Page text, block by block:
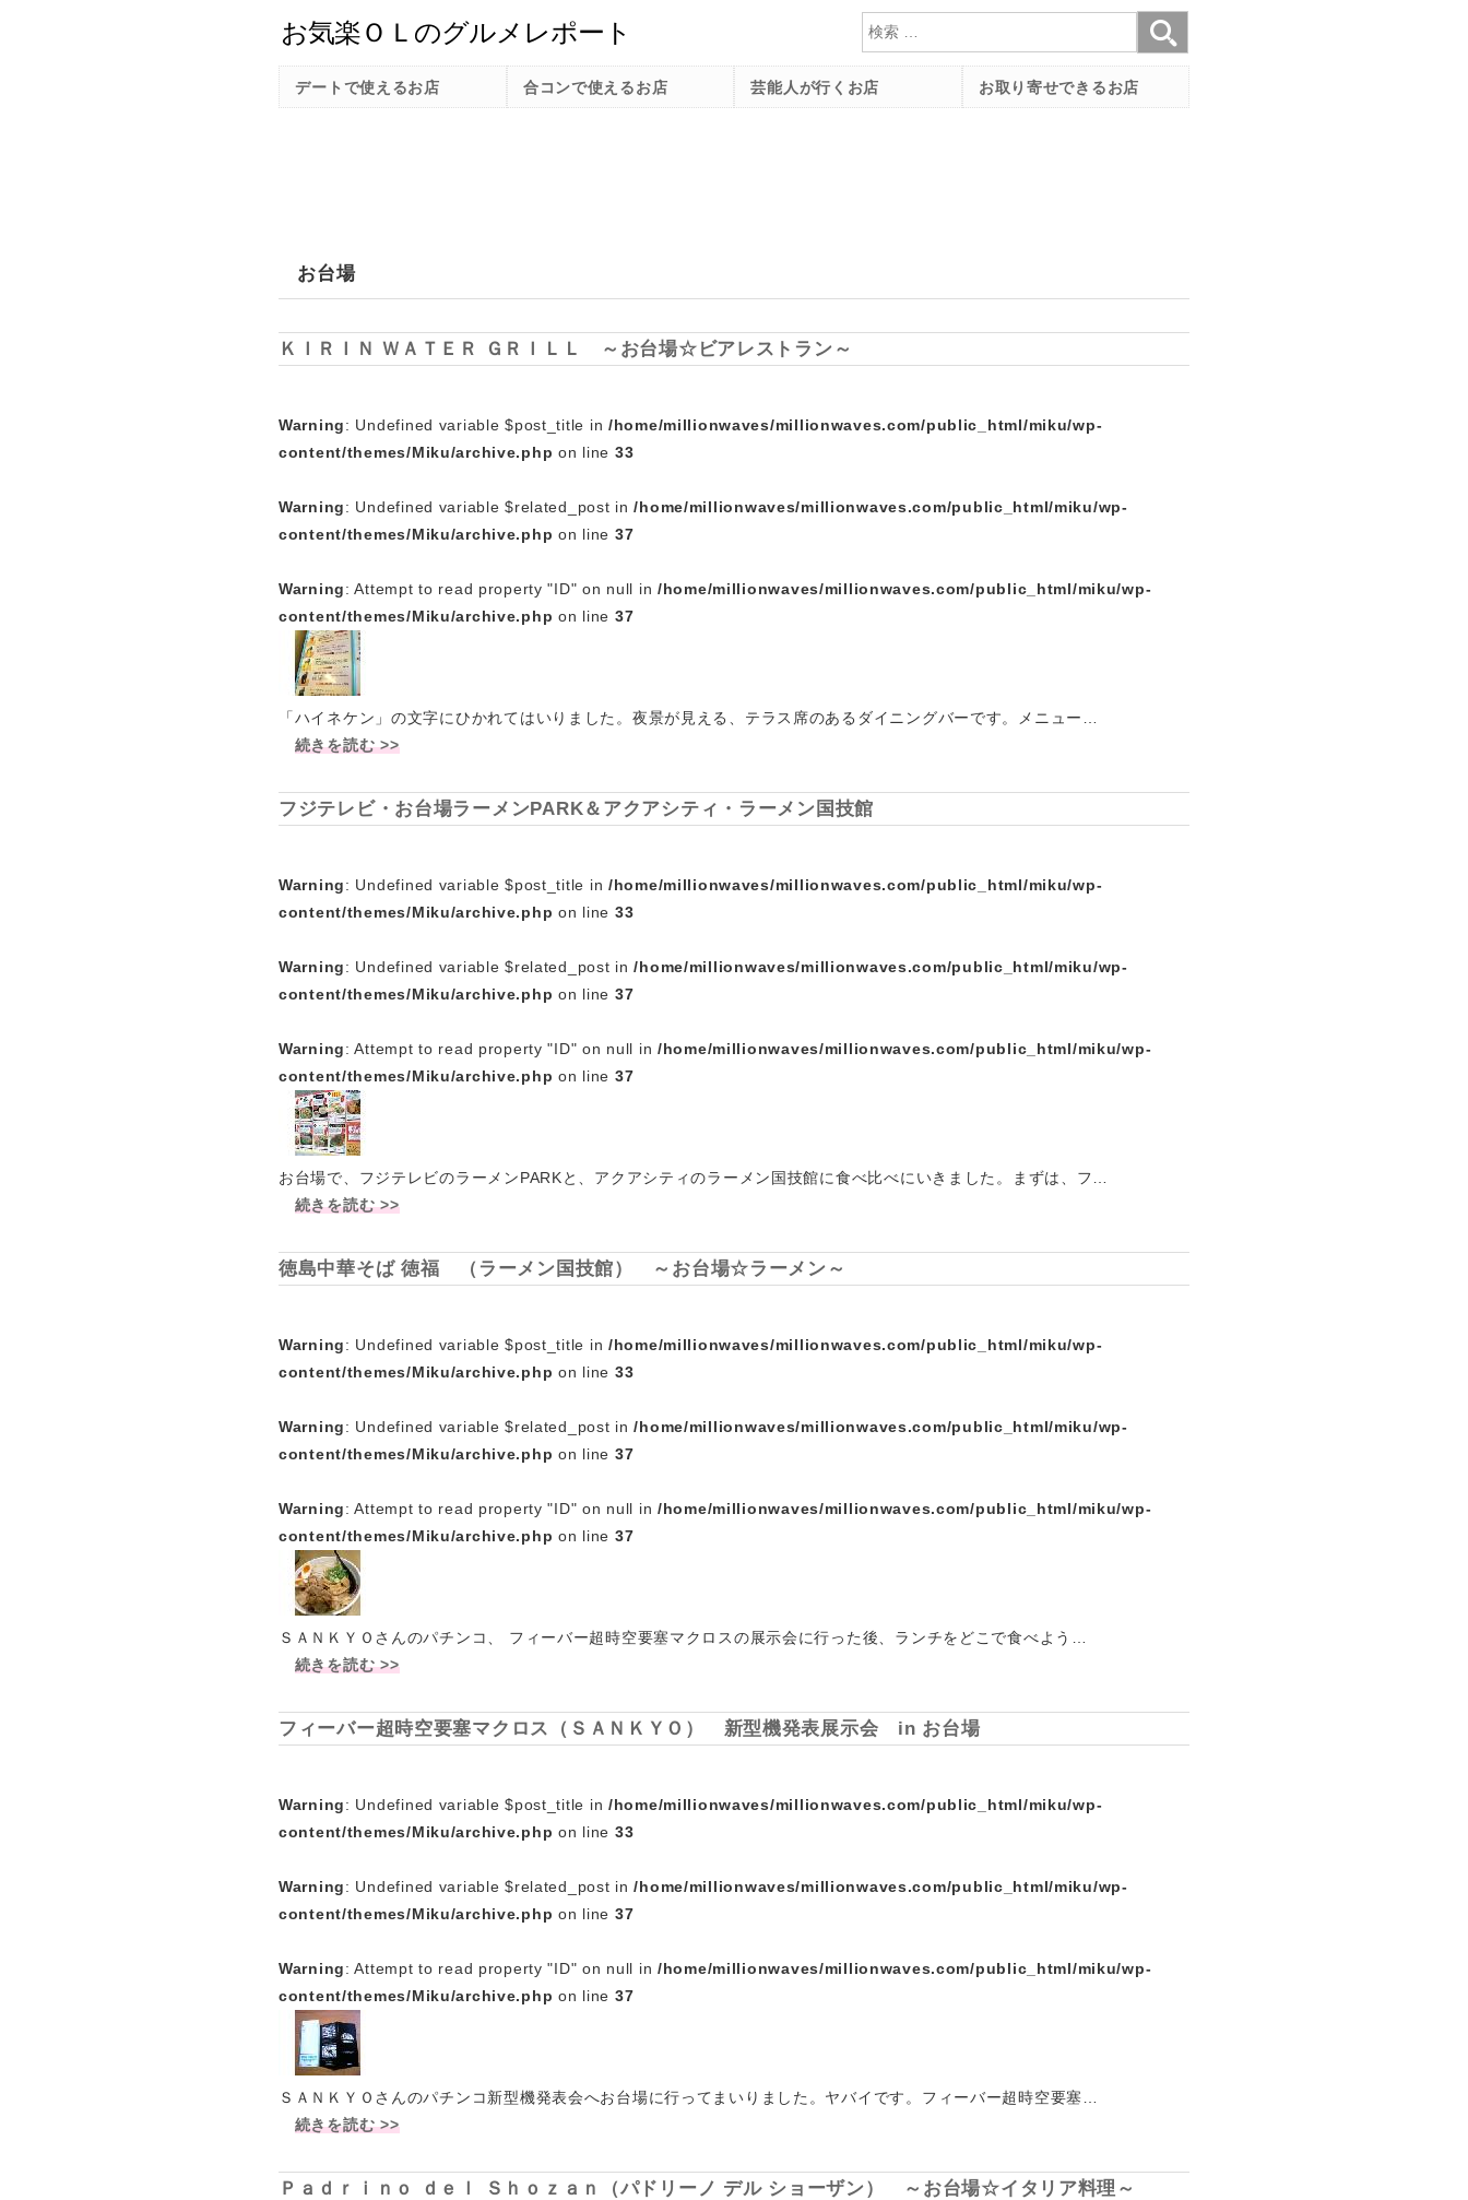
検索
お台場
ＫＩＲＩＮ ＷＡＴＥＲ ＧＲＩＬＬ ～お台場☆ビアレストラン～
Warning: Undefined variable $post_title in /home/millionwaves/millionwaves.com/public_html/miku/wp-
content/themes/Miku/archive.php on line 33
Warning: Undefined variable $related_post in/home/millionwaves/millionwaves.com/public_html/miku/wp-
content/themes/Miku/archive.php on line 37
Warning: Attempt to read property "ID" on null in/home/millionwaves/millionwaves.com/public_html/miku/wp-
content/themes/Miku/archive.php on line 37
「ハイネケン」の文字にひかれてはいりました。夜景が見える、テラス席のあるダイニングバーです。メニュー…
続きを読む >>
フジテレビ・お台場ラーメンPARK＆アクアシティ・ラーメン国技館
Warning: Undefined variable $post_title in /home/millionwaves/millionwaves.com/public_html/miku/wp-
content/themes/Miku/archive.php on line 33
Warning: Undefined variable $related_post in/home/millionwaves/millionwaves.com/public_html/miku/wp-
content/themes/Miku/archive.php on line 37
Warning: Attempt to read property "ID" on null in/home/millionwaves/millionwaves.com/public_html/miku/wp-
content/themes/Miku/archive.php on line 37
お台場で、フジテレビのラーメンPARKと、アクアシティのラーメン国技館に食べ比べにいきました。まずは、フ…
続きを読む >>
徳島中華そば 徳福 （ラーメン国技館） ～お台場☆ラーメン～
Warning: Undefined variable $post_title in /home/millionwaves/millionwaves.com/public_html/miku/wp-
content/themes/Miku/archive.php on line 33
Warning: Undefined variable $related_post in/home/millionwaves/millionwaves.com/public_html/miku/wp-
content/themes/Miku/archive.php on line 37
Warning: Attempt to read property "ID" on null in/home/millionwaves/millionwaves.com/public_html/miku/wp-
content/themes/Miku/archive.php on line 37
ＳＡＮＫＹＯさんのパチンコ、 フィーバー超時空要塞マクロスの展示会に行った後、ランチをどこで食べよう…
続きを読む >>
フィーバー超時空要塞マクロス（ＳＡＮＫＹＯ） 新型機発表展示会 in お台場
Warning: Undefined variable $post_title in /home/millionwaves/millionwaves.com/public_html/miku/wp-
content/themes/Miku/archive.php on line 33
Warning: Undefined variable $related_post in/home/millionwaves/millionwaves.com/public_html/miku/wp-
content/themes/Miku/archive.php on line 37
Warning: Attempt to read property "ID" on null in/home/millionwaves/millionwaves.com/public_html/miku/wp-
content/themes/Miku/archive.php on line 37
ＳＡＮＫＹＯさんのパチンコ新型機発表会へお台場に行ってまいりました。ヤバイです。フィーバー超時空要塞…
続きを読む >>
Ｐａｄｒｉｎｏ ｄｅｌ Ｓｈｏｚａｎ（パドリーノ デル ショーザン） ～お台場☆イタリア料理～
デートで使えるお店 合コンで使えるお店 芸能人が行くお店 お取り寄せできるお店